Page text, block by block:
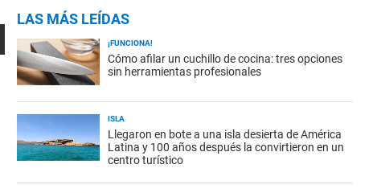
LAS MÁS LEÍDAS
¡FUNCIONA!
Cómo afilar un cuchillo de cocina: tres opciones
sin herramientas profesionales
ISLA
Llegaron en bote a una isla desierta de América
Latina y 100 años después la convirtieron en un
centro turístico